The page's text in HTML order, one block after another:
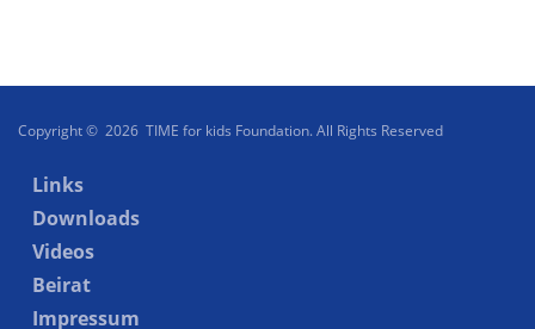
Copyright © 2026 TIME for kids Foundation. All Rights Reserved
Links
Downloads
Videos
Beirat
Impressum